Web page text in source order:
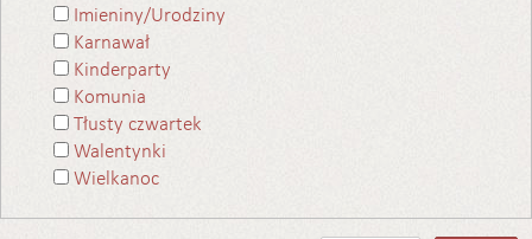
Imieniny/Urodziny
Karnawał
Kinderparty
Komunia
Tłusty czwartek
Walentynki
Wielkanoc